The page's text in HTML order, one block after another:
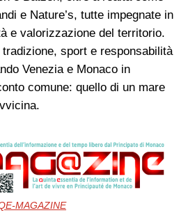
e Nature’s, tutte impegnate in
e valorizzazione del territorio.
sport e responsabilità
Venezia e Monaco in
comune: quello di un mare
MAGAZINE